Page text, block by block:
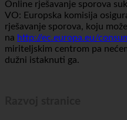
Online rješavanje sporova
VO: Europska komisija
rješavanje sporova, koju
na http://ec.europa.eu/
miriteljskim centrom pa